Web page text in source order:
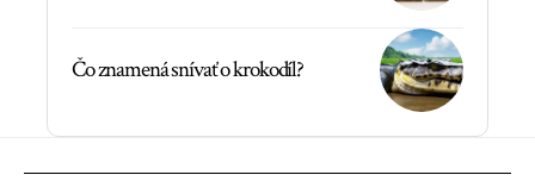
Čo znamená snívať o krokodíl?